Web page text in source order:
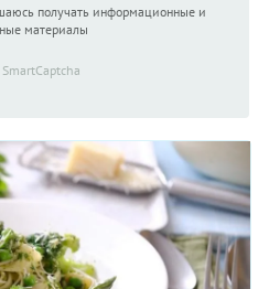
получать информационные и
материалы